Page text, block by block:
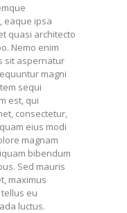
eaque ipsa
quasi architecto
Nemo enim
sit aspernatur
magni
sequi
est, qui
consectetur,
eius modi
magnam
bibendum
Sed mauris
maximus
eu
luctus.